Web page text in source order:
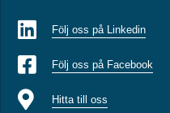
Följ oss på Linkedin
Följ oss på Facebook
Hitta till oss